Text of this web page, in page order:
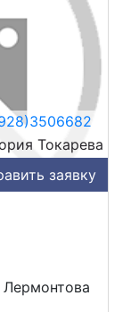
Токарева
заявку